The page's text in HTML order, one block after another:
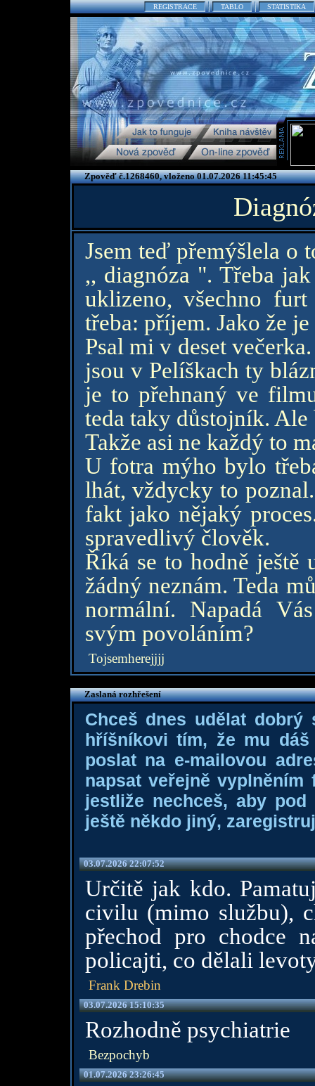
REGISTRACE TABLO STATISTIKA
Zpověď č.1268460, vloženo 01.07.2026 11:45:45
Jsem teď přemýšlela o
,, diagnóza ". Třeba
uklizeno, všechno
třeba: příjem. Jako že
Psal mi v deset
jsou v Pelíškach ty
je to přehnaný ve
teda taky důstojník.
Takže asi ne každý to
U fotra mýho bylo
lhát, vždycky to
fakt jako nějaký
spravedlivý člověk.
Říká se to hodně
žádný neznám. Teda
normální. Napadá
svým povoláním?
Tojsemherejjjj
Zaslaná rozhřešení
Chceš dnes udělat dobrý
hříšníkovi tím, že mu
poslat na e-mailovou
napsat veřejně
jestliže nechceš, aby
ještě někdo jiný,
03.07.2026 22:07:52
Určitě jak kdo.
civilu (mimo službu),
přechod pro chodce
policajti, co dělali
Frank Drebin
03.07.2026 15:10:35
Rozhodně psychiatrie
Bezpochyb
01.07.2026 23:26:45